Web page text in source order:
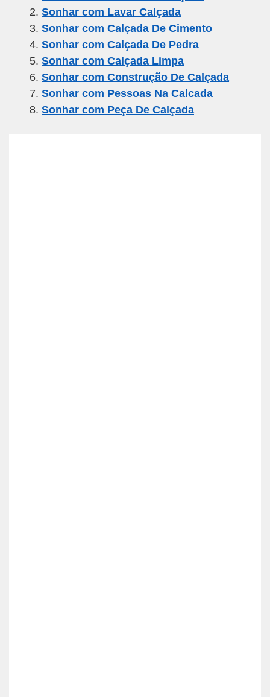
b
o
o
k
a
m
A
p
p
Sonhar com Lavar Calçada
Sonhar com Calçada De Cimento
Sonhar com Calçada De Pedra
Sonhar com Calçada Limpa
Sonhar com Construção De Calçada
Sonhar com Pessoas Na Calcada
Sonhar com Peça De Calçada